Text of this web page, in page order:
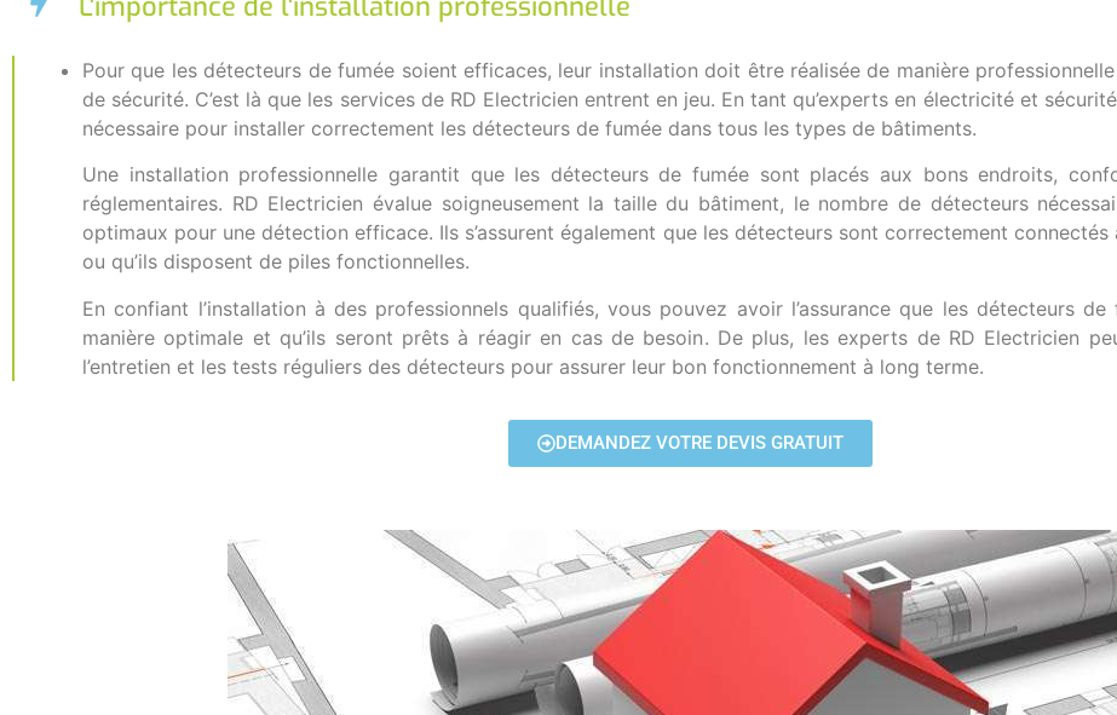
Pour que les détecteurs de fumée soient efficaces, leur installation doit être réalisée de manière
de sécurité. C’est là que les services de RD Electricien entrent en jeu. En tant qu’experts en électricité et
nécessaire pour installer correctement les détecteurs de fumée dans tous les types de bâtiments.
Une installation professionnelle garantit que les détecteurs de fumée sont placés aux bons endroits,
réglementaires. RD Electricien évalue soigneusement la taille du bâtiment, le nombre de détecteurs
optimaux pour une détection efficace. Ils s’assurent également que les détecteurs sont correctement connectés
ou qu’ils disposent de piles fonctionnelles.
En confiant l’installation à des professionnels qualifiés, vous pouvez avoir l’assurance que les détecteurs
manière optimale et qu’ils seront prêts à réagir en cas de besoin. De plus, les experts de RD Electricien
l’entretien et les tests réguliers des détecteurs pour assurer leur bon fonctionnement à long terme.
DEMANDEZ VOTRE DEVIS GRATUIT